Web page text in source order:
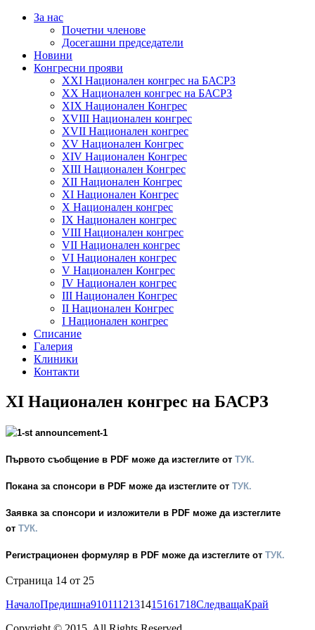
За нас
Почетни членове
Досегашни председатели
Новини
Конгресни прояви
XXI Национален конгрес на БАСРЗ
XX Национален конгрес на БАСРЗ
XIX Национален Конгрес
XVIII Национален конгрес
XVII Национален конгрес
XV Национален Конгрес
XIV Национален Конгрес
XIII Национален Конгрес
XII Национален Конгрес
XI Национален Конгрес
X Национален конгрес
IX Национален конгрес
VIII Национален конгрес
VII Национален конгрес
VI Национален конгрес
V Национален Конгрес
IV Национален конгрес
III Национален Конгрес
II Национален Конгрес
I Национален конгрес
Списание
Галерия
Клиники
Контакти
XI Национален конгрес на БАСРЗ
Първото съобщение в PDF може да изстеглите от ТУК.
Покана за спонсори в PDF може да изстеглите от ТУК.
Заявка за спонсори и изложители в PDF може да изстеглите
от ТУК.
Регистрационен формуляр в PDF може да изстеглите от ТУК.
Страница 14 от 25
НачалоПредишна9101112131415161718СледващаКрай